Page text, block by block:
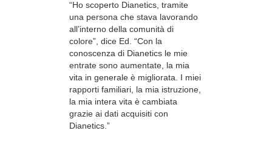
“Ho scoperto Dianetics, tramite
una persona che stava lavorando
all’interno della comunità di
colore”, dice Ed. “Con la
conoscenza di Dianetics le mie
entrate sono aumentate, la mia
vita in generale è migliorata. I miei
rapporti familiari, la mia istruzione,
la mia intera vita è cambiata
grazie ai dati acquisiti con
Dianetics.”